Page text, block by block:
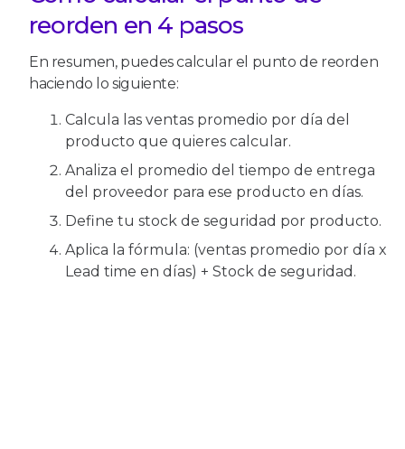
reorden en 4 pasos
En resumen, puedes calcular el punto de reorden
haciendo lo siguiente:
Calcula las ventas promedio por día del
producto que quieres calcular.
Analiza el promedio del tiempo de entrega
del proveedor para ese producto en días.
Define tu stock de seguridad por producto.
Aplica la fórmula: (ventas promedio por día x
Lead time en días) + Stock de seguridad.